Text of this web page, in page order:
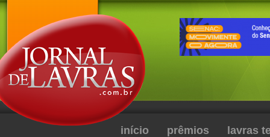
início prêmios lavras